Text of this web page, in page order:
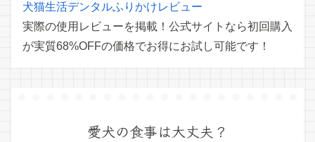
犬猫生活デンタルふりかけレビュー
実際の使用レビューを掲載！公式サイトなら初回購入
が実質68%OFFの価格でお得にお試し可能です！
愛犬の食事は大丈夫？